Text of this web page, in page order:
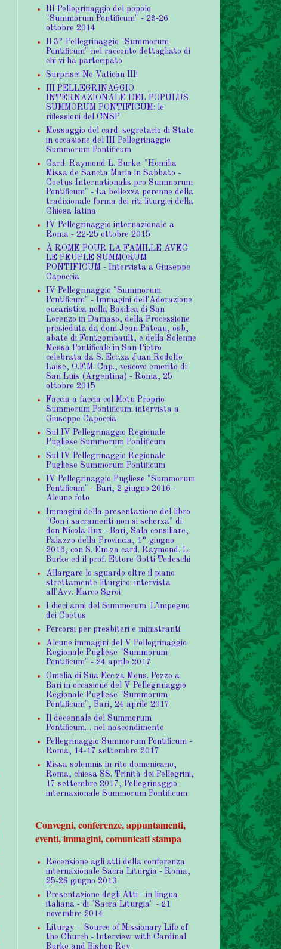
III Pellegrinaggio del popolo
"Summorum Pontificum" - 23-26
ottobre 2014
Il 3° Pellegrinaggio "Summorum
Pontificum" nel racconto dettagliato di
chi vi ha partecipato
Surprise! No Vatican III!
III PELLEGRINAGGIO
INTERNAZIONALE DEL POPULUS
SUMMORUM PONTIFICUM: le
riflessioni del CNSP
Messaggio del card. segretario di Stato
in occasione del III Pellegrinaggio
Summorum Pontificum
Card. Raymond L. Burke: "Homilia
Missa de Sancta Maria in Sabbato -
Coetus Internationalis pro Summorum
Pontificum" - La bellezza perenne della
tradizionale forma dei riti liturgici della
Chiesa latina
IV Pellegrinaggio internazionale a
Roma - 22-25 ottobre 2015
À ROME POUR LA FAMILLE AVEC
LE PEUPLE SUMMORUM
PONTIFICUM - Intervista a Giuseppe
Capoccia
IV Pellegrinaggio "Summorum
Pontificum" - Immagini dell'Adorazione
eucaristica nella Basilica di San
Lorenzo in Damaso, della Processione
presieduta da dom Jean Pateau, osb,
abate di Fontgombault, e della Solenne
Messa Pontificale in San Pietro
celebrata da S. Ecc.za Juan Rodolfo
Laise, O.F.M. Cap., vescovo emerito di
San Luis (Argentina) - Roma, 25
ottobre 2015
Faccia a faccia col Motu Proprio
Summorum Pontificum: intervista a
Giuseppe Capoccia
Sul IV Pellegrinaggio Regionale
Pugliese Summorum Pontificum
Sul IV Pellegrinaggio Regionale
Pugliese Summorum Pontificum
IV Pellegrinaggio Pugliese "Summorum
Pontificum" - Bari, 2 giugno 2016 -
Alcune foto
Immagini della presentazione del libro
"Con i sacramenti non si scherza" di
don Nicola Bux - Bari, Sala consiliare,
Palazzo della Provincia, 1° giugno
2016, con S. Em.za card. Raymond. L.
Burke ed il prof. Ettore Gotti Tedeschi
Allargare lo sguardo oltre il piano
strettamente liturgico: intervista
all'Avv. Marco Sgroi
I dieci anni del Summorum. L’impegno
dei Coetus
Percorsi per presbiteri e ministranti
Alcune immagini del V Pellegrinaggio
Regionale Pugliese "Summorum
Pontificum" - 24 aprile 2017
Omelia di Sua Ecc.za Mons. Pozzo a
Bari in occasione del V Pellegrinaggio
Regionale Pugliese "Summorum
Pontificum", Bari, 24 aprile 2017
Il decennale del Summorum
Pontificum… nel nascondimento
Pellegrinaggio Summorum Pontificum -
Roma, 14-17 settembre 2017
Missa solemnis in rito domenicano,
Roma, chiesa SS. Trinità dei Pellegrini,
17 settembre 2017, Pellegrinaggio
internazionale Summorum Pontificum
Convegni, conferenze, appuntamenti,
eventi, immagini, comunicati stampa
Recensione agli atti della conferenza
internazionale Sacra Liturgia - Roma,
25-28 giugno 2013
Presentazione degli Atti - in lingua
italiana - di "Sacra Liturgia" - 21
novembre 2014
Liturgy – Source of Missionary Life of
the Church - Interview with Cardinal
Burke and Bishop Rey